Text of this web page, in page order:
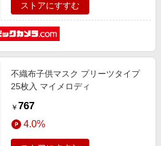
ストアにすすむ
不織布子供マスク プリーツタイプ
25枚入 マイメロディ
￥ 767
4.0%